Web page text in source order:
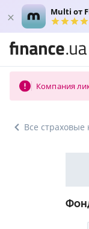
Multi от
Компания
Все страховые